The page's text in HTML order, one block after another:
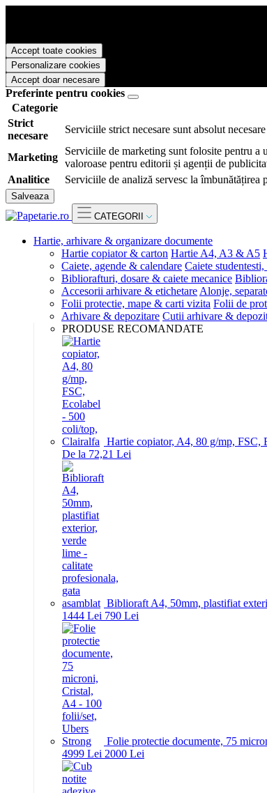
Accept toate cookies
Personalizare cookies
Accept doar necesare
Preferinte pentru cookies
Categorie
Strict
necesare
Serviciile strict necesare sunt absolut
Marketing
Serviciile de marketing sunt folosite pentru a
valoroase pentru editorii și agenții de
Analitice
Serviciile de analiză servesc la
Salveaza
CATEGORII
Hartie, arhivare & organizare documente
Hartie copiator & carton Hartie A4, A3 & A5
Caiete, agende & calendare Caiete
Bibliorafturi, dosare & caiete mecanice
Accesorii arhivare & etichetare Alonje,
Folii protectie, mape & carti vizita Folii de
Arhivare & depozitare Cutii arhivare &
PRODUSE RECOMANDATE
Hartie copiator, A4, 80 g/mp, FSC,
De la 72,21 Lei
Biblioraft A4, 50mm, plastifiat
1444 Lei 790 Lei
Folie protectie documente, 75
4999 Lei 2000 Lei